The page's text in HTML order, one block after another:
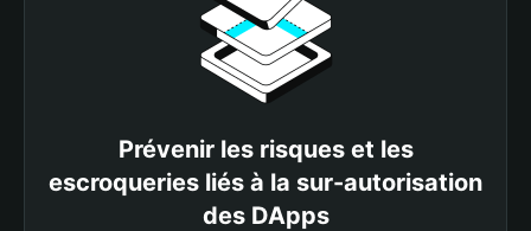
Prévenir les risques et les
escroqueries liés à la sur-autorisation
des DApps